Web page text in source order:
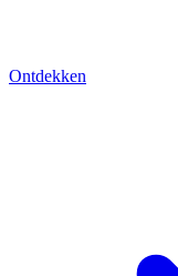
Ontdekken